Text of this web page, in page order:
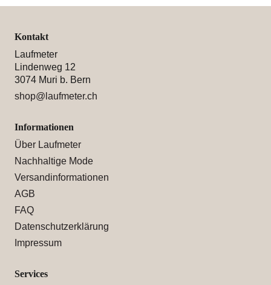
Kontakt
Laufmeter
Lindenweg 12
3074 Muri b. Bern
shop@laufmeter.ch
Informationen
Über Laufmeter
Nachhaltige Mode
Versandinformationen
AGB
FAQ
Datenschutzerklärung
Impressum
Services